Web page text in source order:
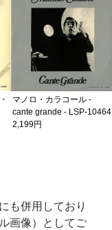
-
マノロ・カラコール -
cante grande - LSP-10464
2,199円
も併用しており
画像）としてご